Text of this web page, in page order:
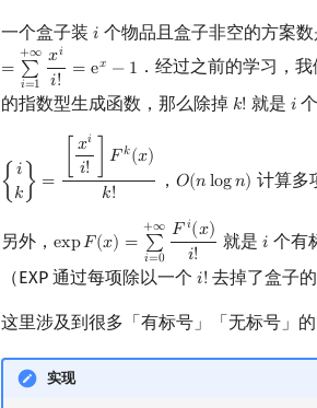
一个盒子装 𝑖
i 个物品且盒子非空的方案数
=
+∞
∑
𝑖=1
𝑥𝑖
𝑖! = e𝑥 − 1 ．经过之前的学习，
的指数型生成函数，那么除掉 𝑘!
k! 就是 𝑖
i
{ 𝑖
𝑘 } =
𝑥𝑖
𝑖! 𝐹 𝑘(𝑥)
𝑘!
{i k = xi !]Fk(x)k! ， 𝑂(𝑛log𝑛)
O(nlogn) 计算多
另外， exp𝐹(𝑥) =
+∞
∑
𝑖=0
𝐹 𝑖(𝑥)
𝑖!
expF(x)= ∑i= 0+∞Fi(x)i! 就是𝑖
i 个有
（EXP 通过每项除以一个 𝑖!
i! 去掉了盒子
这里涉及到很多「有标号」「无标号」
实现